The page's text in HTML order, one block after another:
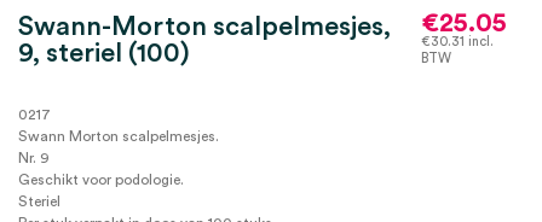
Swann-Morton scalpelmesjes,
9, steriel (100)
€25.05
€30.31 incl.
BTW
0217
Swann Morton scalpelmesjes.
Nr. 9
Geschikt voor podologie.
Steriel